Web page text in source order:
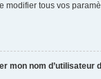
modifier tous vos
mon nom d’utilisateur